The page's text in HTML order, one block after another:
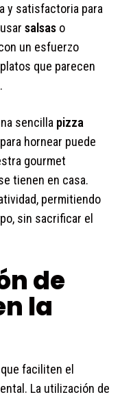
y satisfactoria para
salsas o
un esfuerzo
que parecen
sencilla pizza
hornear puede
gourmet
tienen en casa.
permitiendo
sin sacrificar el
de
la
faciliten el
La utilización de